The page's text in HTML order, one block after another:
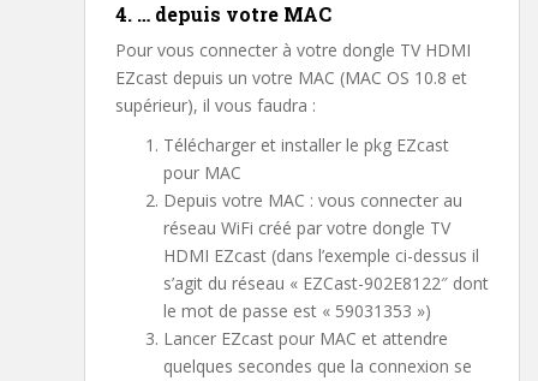
4. … depuis votre MAC
Pour vous connecter à votre dongle TV HDMI
EZcast depuis un votre MAC (MAC OS 10.8 et
supérieur), il vous faudra :
Télécharger et installer le pkg EZcast
pour MAC
Depuis votre MAC : vous connecter au
réseau WiFi créé par votre dongle TV
HDMI EZcast (dans l’exemple ci-dessus il
s’agit du réseau « EZCast-902E8122″ dont
le mot de passe est « 59031353 »)
Lancer EZcast pour MAC et attendre
quelques secondes que la connexion se